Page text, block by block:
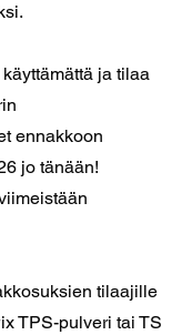
ja tilaa
ennakkoon
jo tänään!
tilaajille
TPS-pulveri tai TS